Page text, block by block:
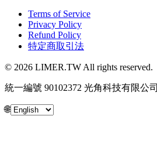
Terms of Service
Privacy Policy
Refund Policy
特定商取引法
© 2026 LIMER.TW All rights reserved.
統一編號 90102372 光角科技有限公司
🌐